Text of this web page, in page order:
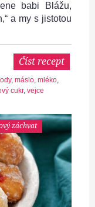
babi Blážu,
a my s jistotou
Číst recept
, máslo, mléko,
cukr, vejce
záchvat